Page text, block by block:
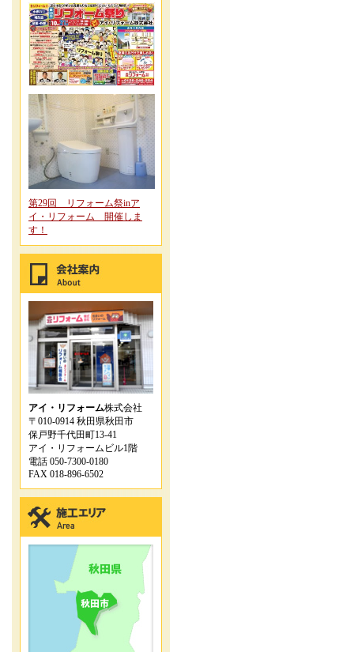
第29回 リフォーム祭inア
イ・リフォーム 開催しま
す！
アイ・リフォーム株式会社
〒010-0914 秋田県秋田市
保戸野千代田町13-41
アイ・リフォームビル1階
電話 050-7300-0180
FAX 018-896-6502